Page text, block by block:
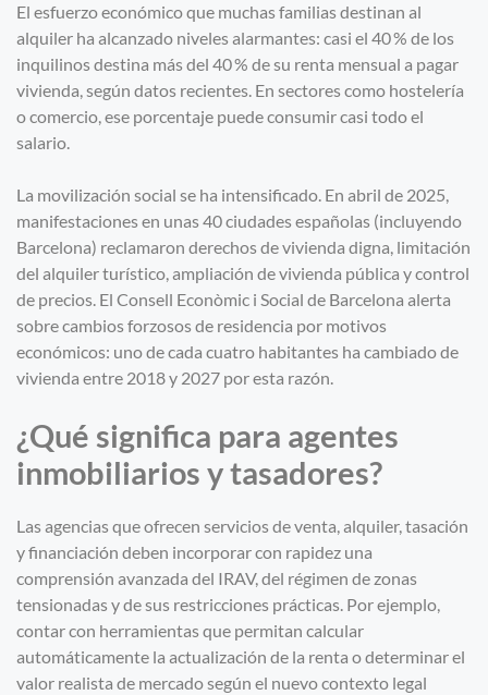
El esfuerzo económico que muchas familias destinan al
alquiler ha alcanzado niveles alarmantes: casi el 40 % de los
inquilinos destina más del 40 % de su renta mensual a pagar
vivienda, según datos recientes. En sectores como hostelería
o comercio, ese porcentaje puede consumir casi todo el
salario.
La movilización social se ha intensificado. En abril de 2025,
manifestaciones en unas 40 ciudades españolas (incluyendo
Barcelona) reclamaron derechos de vivienda digna, limitación
del alquiler turístico, ampliación de vivienda pública y control
de precios. El Consell Econòmic i Social de Barcelona alerta
sobre cambios forzosos de residencia por motivos
económicos: uno de cada cuatro habitantes ha cambiado de
vivienda entre 2018 y 2027 por esta razón.
¿Qué significa para agentes
inmobiliarios y tasadores?
Las agencias que ofrecen servicios de venta, alquiler, tasación
y financiación deben incorporar con rapidez una
comprensión avanzada del IRAV, del régimen de zonas
tensionadas y de sus restricciones prácticas. Por ejemplo,
contar con herramientas que permitan calcular
automáticamente la actualización de la renta o determinar el
valor realista de mercado según el nuevo contexto legal